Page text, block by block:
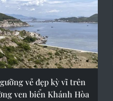
vẻ đẹp kỳ vĩ trên
ven biển Khánh Hòa